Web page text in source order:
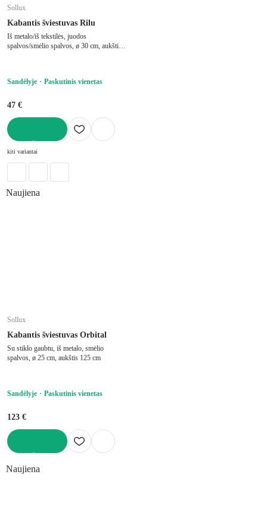
Sollux
Kabantis šviestuvas Rilu
Iš metalo/iš tekstilės, juodos
spalvos/smėlio spalvos, ø 30 cm, aukštis
Sandėlyje Paskutinis vienetas
47 €
kiti variantai
Naujiena
Sollux
Kabantis šviestuvas Orbital
Su stiklo gaubtu, iš metalo, smėlio
spalvos, ø 25 cm, aukštis 125 cm
Sandėlyje Paskutinis vienetas
123 €
Naujiena